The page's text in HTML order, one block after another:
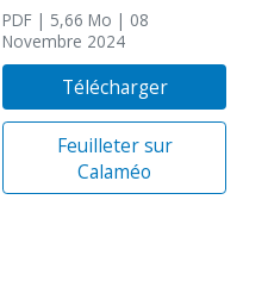
PDF | 5,66 Mo | 08
Novembre 2024
Télécharger
Feuilleter sur
Calaméo